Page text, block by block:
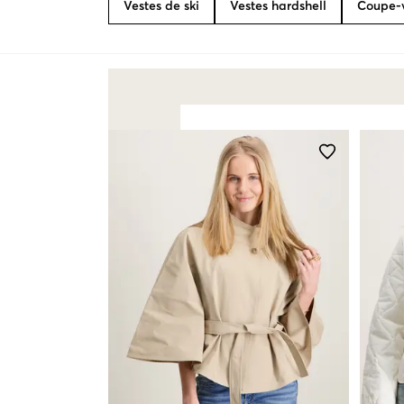
Vestes de ski Vestes hardshell Coupe-